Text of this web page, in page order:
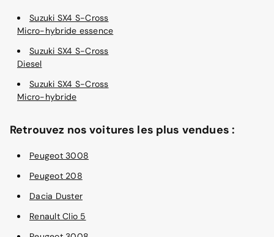
Suzuki SX4 S-Cross
Micro-hybride essence
Suzuki SX4 S-Cross
Diesel
Suzuki SX4 S-Cross
Micro-hybride
Retrouvez nos voitures les plus vendues :
Peugeot 3008
Peugeot 208
Dacia Duster
Renault Clio 5